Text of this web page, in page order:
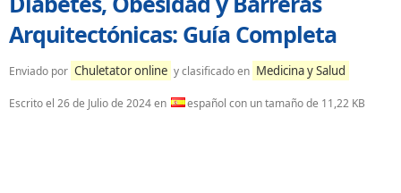
Arquitectónicas: Guía Completa
Enviado por Chuletator online y clasificado en Medicina y Salud
Escrito el 26 de Julio de 2024en español con un tamaño de 11,22 KB